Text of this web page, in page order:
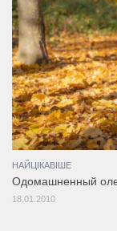
НАЙЦІКАВІШЕ
Одомашненный
18.01.2010